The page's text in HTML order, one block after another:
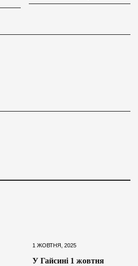
1 ЖОВТНЯ, 2025
У Гайсині 1 жовтня